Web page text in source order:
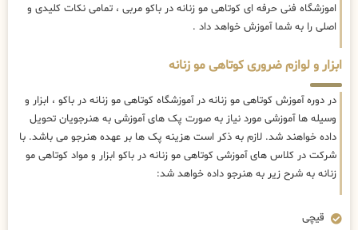
اموزشگاه فنی حرفه ای کوتاهی مو زنانه در باکو مربی ، تمامی نکات کلیدی و
اصلی را به شما آموزش خواهد داد .
ابزار و لوازم ضروری کوتاهی مو زنانه
در دوره آموزش کوتاهی مو زنانه در آموزشگاه کوتاهی مو زنانه در باکو ، ابزار و
وسیله ها آموزشی مورد نیاز به صورت پک های آموزشی به هنرجویان تحویل
داده خواهند شد. لازم به ذکر است هزینه پک ها بر عهده هنرجو می باشد. با
شرکت در کلاس های آموزشی کوتاهی مو زنانه در باکو ابزار و مواد کوتاهی مو
زنانه به شرح زیر به هنرجو داده خواهد شد:
قیچی